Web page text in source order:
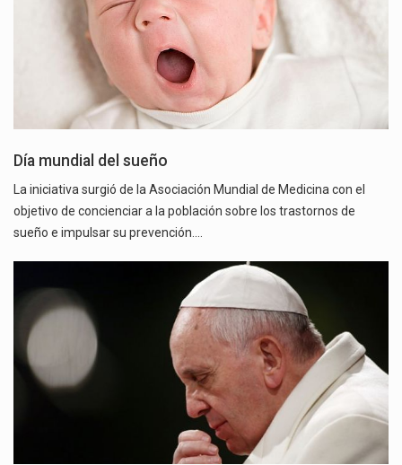
Día mundial del sueño
La iniciativa surgió de la Asociación Mundial de Medicina con el
objetivo de concienciar a la población sobre los trastornos de
sueño e impulsar su prevención.…